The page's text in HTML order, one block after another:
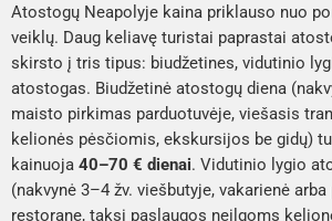
Atostogų Neapolyje kaina priklauso nuo
veiklų. Daug keliavę turistai paprastai
skirsto į tris tipus: biudžetines, vidutinio
atostogas. Biudžetinė atostogų diena
maisto pirkimas parduotuvėje, viešasis
kelionės pėsčiomis, ekskursijos be gidų)
kainuoja 40–70 € dienai. Vidutinio lygio
(nakvynė 3–4 žv. viešbutyje, vakarienė
restorane, taksi paslaugos neilgoms